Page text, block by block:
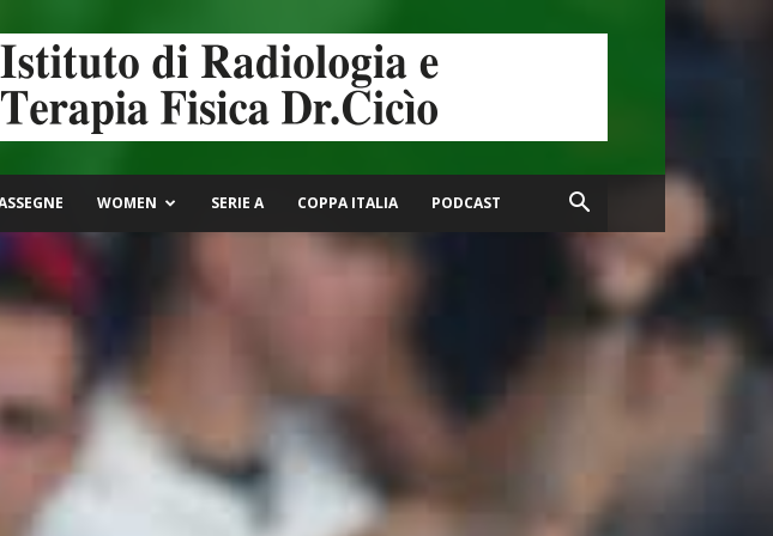
WOMEN SERIE A COPPA ITALIA PODCAST